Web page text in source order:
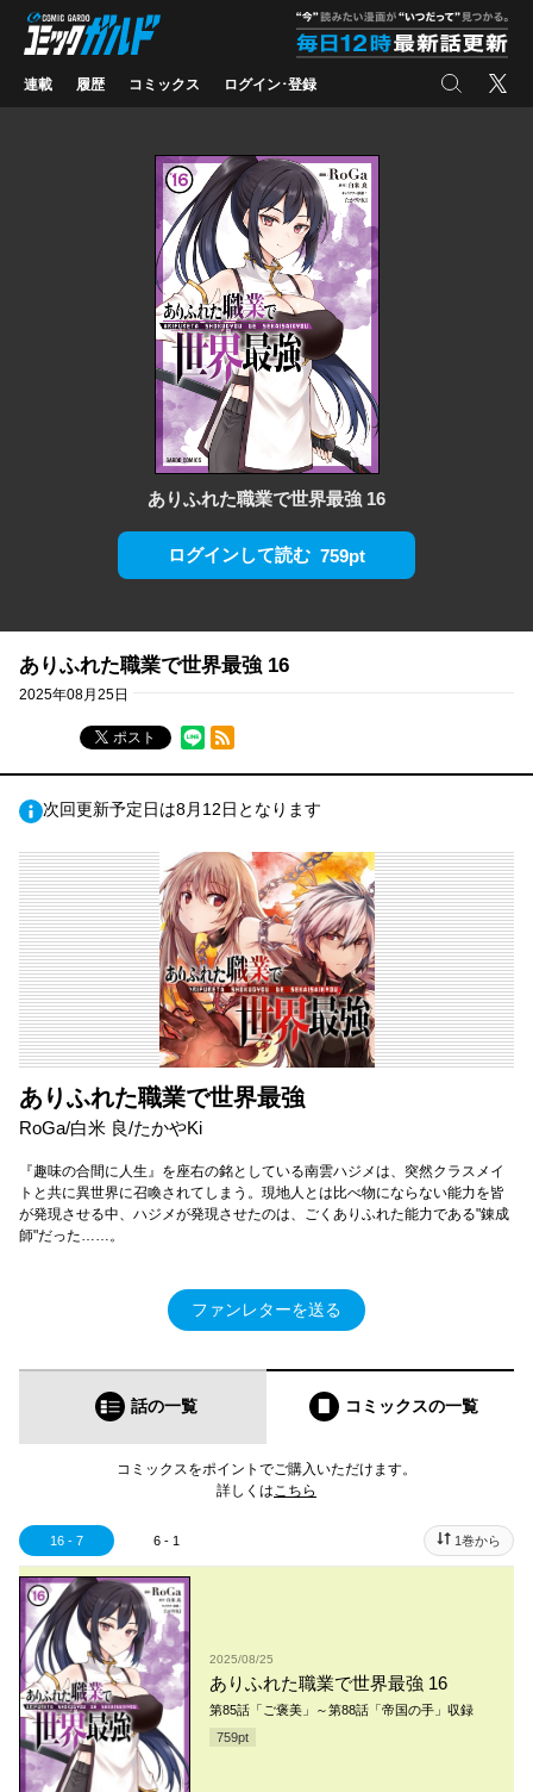
コミックガルド
連載 履歴 コミックス ログイン･登録 検索 X
ありふれた職業で世界最強 16
ログインして読む 759pt
ありふれた職業で世界最強 16
2025年08月25日
ポスト
RSSフィード
次回更新予定日は8月12日となります
ありふれた職業で世界最強
RoGa/白米 良/たかやKi
『趣味の合間に人生』を座右の銘としている南雲ハジメは、突然クラスメイ
トと共に異世界に召喚されてしまう。現地人とは比べ物にならない能力を皆
が発現させる中、ハジメが発現させたのは、ごくありふれた能力である"錬成
師"だった……。
ファンレターを送る
話の一覧 コミックスの一覧
コミックスをポイントでご購入いただけます。
詳しくはこちら
16 - 7 6 - 1 1巻から
2025/08/25
ありふれた職業で世界最強 16
第85話「ご褒美」～第88話「帝国の手」収録
759pt